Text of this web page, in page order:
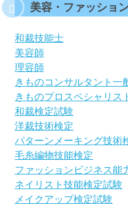
美容・ファッショ
和裁技能士
美容師
理容師
きものコンサルタント一
きものプロスペシャリス
和裁検定試験
洋裁技術検定
パターンメーキング技術
毛糸編物技能検定
ファッションビジネス能
ネイリスト技能検定試験
メイクアップ検定試験